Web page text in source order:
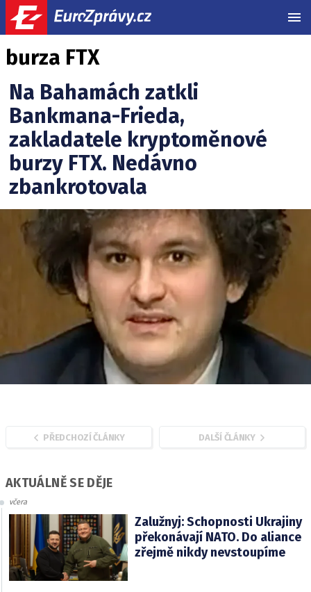
burza FTX
Na Bahamách zatkli
Bankmana-Frieda,
zakladatele kryptoměnové
burzy FTX. Nedávno
zbankrotovala
PŘEDCHOZÍ ČLÁNKY DALŠÍ ČLÁNKY
AKTUÁLNĚ SE DĚJE
včera
Zalužnyj: Schopnosti Ukrajiny
překonávají NATO. Do aliance
zřejmě nikdy nevstoupíme